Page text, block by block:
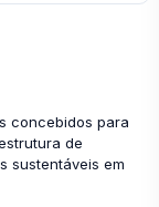
concebidos para
de
sustentáveis em